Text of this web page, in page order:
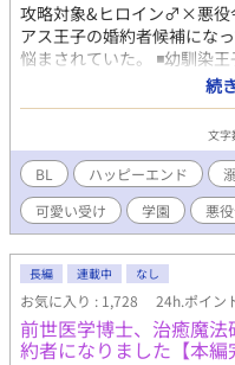
攻略対象&ヒロイン♂×悪役
アス王子の婚約者候補にな
悩まされていた。 ◾️幼馴染
ルは、嫉妬してこんな事し
空回りのやらかしばかりで
が、シエルへの愛は誰にも
はバリタチ 「セックスはス
は俺がいないと、何にも出来
ー 兄さんは僕が幸せにす
の守護騎士です」 果たして
か……？ ★最終的には、や
す。 注意！ がっつり本番
ロが絡むシーン、攻めが変
ょこ出てくるので、話のタ
何でもウェルカムな方、ど
てサイレント修正する場合
続
文字
BL ハッピーエンド
可愛い受け
学園 悪
長編 連載中 なし
お気に入り : 1,728 24h.ポイン
前世医学博士、治癒魔
約者になりました【本編